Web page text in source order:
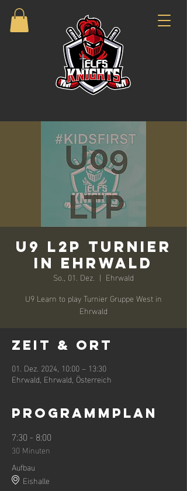
U9 L2P Turnier
in Ehrwald
So., 01. Dez.
  |
Ehrwald
U9 Learn to play Turnier Gruppe West in
Ehrwald
Zeit & Ort
01. Dez. 2024, 10:00 – 13:30
Ehrwald, Ehrwald, Österreich
Programmplan
7:30 - 8:00
30 Minuten
Aufbau
Eishalle